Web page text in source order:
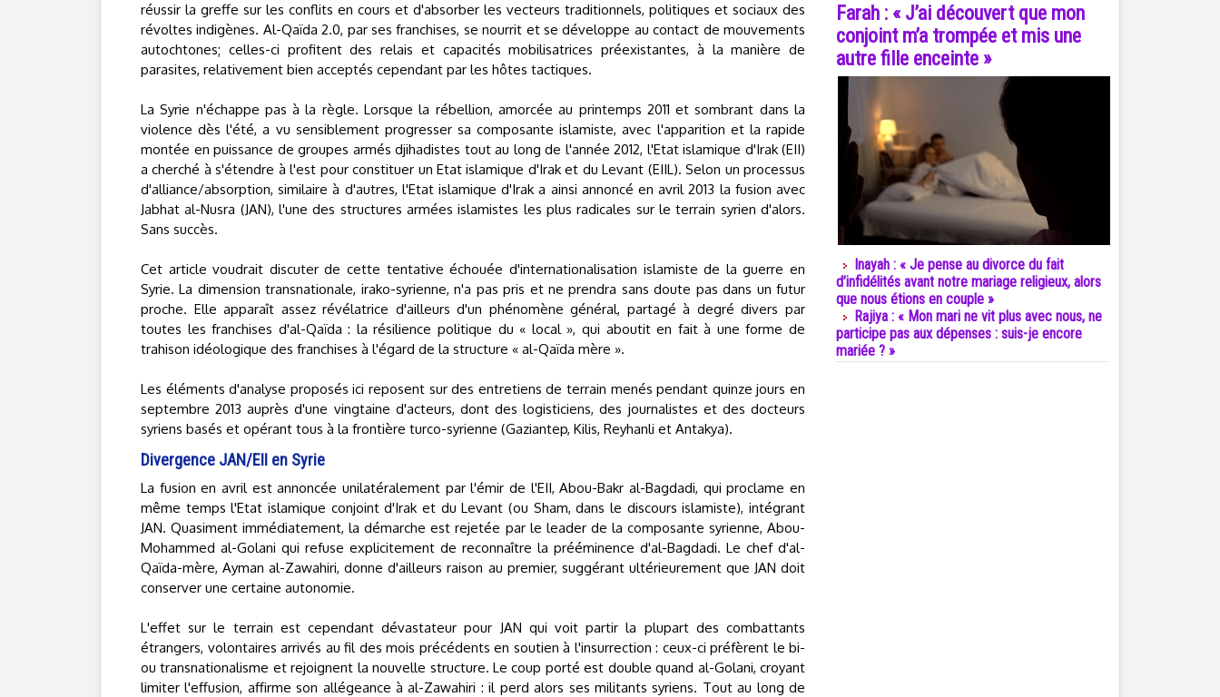
réussir la greffe sur les conflits en cours et d'absorber les vecteurs traditionnels, politiques et sociaux des
révoltes indigènes. Al-Qaïda 2.0, par ses franchises, se nourrit et se développe au contact de mouvements
autochtones; celles-ci profitent des relais et capacités mobilisatrices préexistantes, à la manière de
parasites, relativement bien acceptés cependant par les hôtes tactiques.
La Syrie n'échappe pas à la règle. Lorsque la rébellion, amorcée au printemps 2011 et sombrant dans la
violence dès l'été, a vu sensiblement progresser sa composante islamiste, avec l'apparition et la rapide
montée en puissance de groupes armés djihadistes tout au long de l'année 2012, l'Etat islamique d'Irak (EII)
a cherché à s'étendre à l'est pour constituer un Etat islamique d'Irak et du Levant (EIIL). Selon un processus
d'alliance/absorption, similaire à d'autres, l'Etat islamique d'Irak a ainsi annoncé en avril 2013 la fusion avec
Jabhat al-Nusra (JAN), l'une des structures armées islamistes les plus radicales sur le terrain syrien d'alors.
Sans succès.
Cet article voudrait discuter de cette tentative échouée d'internationalisation islamiste de la guerre en
Syrie. La dimension transnationale, irako-syrienne, n'a pas pris et ne prendra sans doute pas dans un futur
proche. Elle apparaît assez révélatrice d'ailleurs d'un phénomène général, partagé à degré divers par
toutes les franchises d'al-Qaïda : la résilience politique du « local », qui aboutit en fait à une forme de
trahison idéologique des franchises à l'égard de la structure « al-Qaïda mère ».
Les éléments d'analyse proposés ici reposent sur des entretiens de terrain menés pendant quinze jours en
septembre 2013 auprès d'une vingtaine d'acteurs, dont des logisticiens, des journalistes et des docteurs
syriens basés et opérant tous à la frontière turco-syrienne (Gaziantep, Kilis, Reyhanli et Antakya).
Divergence JAN/EII en Syrie
La fusion en avril est annoncée unilatéralement par l'émir de l'EII, Abou-Bakr al-Bagdadi, qui proclame en
même temps l'Etat islamique conjoint d'Irak et du Levant (ou Sham, dans le discours islamiste), intégrant
JAN. Quasiment immédiatement, la démarche est rejetée par le leader de la composante syrienne, Abou-
Mohammed al-Golani qui refuse explicitement de reconnaître la prééminence d'al-Bagdadi. Le chef d'al-
Qaïda-mère, Ayman al-Zawahiri, donne d'ailleurs raison au premier, suggérant ultérieurement que JAN doit
conserver une certaine autonomie.
L'effet sur le terrain est cependant dévastateur pour JAN qui voit partir la plupart des combattants
étrangers, volontaires arrivés au fil des mois précédents en soutien à l'insurrection : ceux-ci préfèrent le bi-
ou transnationalisme et rejoignent la nouvelle structure. Le coup porté est double quand al-Golani, croyant
limiter l'effusion, affirme son allégeance à al-Zawahiri : il perd alors ses militants syriens. Tout au long de
Farah : « J’ai découvert que mon
conjoint m’a trompée et mis une
autre fille enceinte »
Inayah : « Je pense au divorce du fait
d’infidélités avant notre mariage religieux, alors
que nous étions en couple »
Rajiya : « Mon mari ne vit plus avec nous, ne
participe pas aux dépenses : suis-je encore
mariée ? »